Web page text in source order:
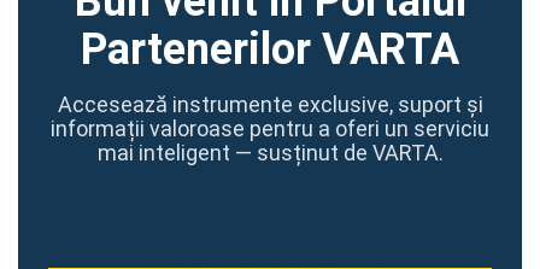
Partenerilor VARTA
Accesează instrumente exclusive, suport și
informații valoroase pentru a oferi un serviciu
mai inteligent — susținut de VARTA.